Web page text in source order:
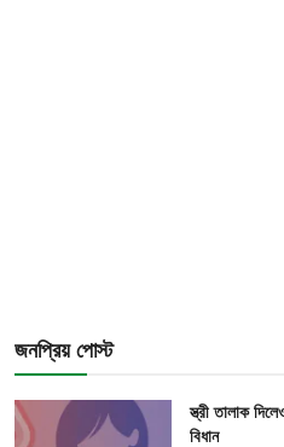
জনপ্রিয় পোস্ট
স্ত্রী তালাক
বিধান